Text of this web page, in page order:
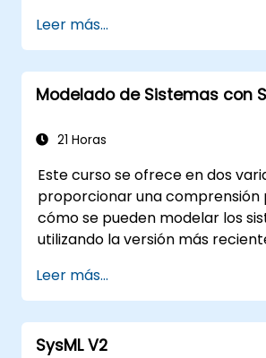
encapsuladas en las funciones
las de las opciones de uso
los usuarios finales hacia el nivel
implementación del software.
Leer más...
Modelado de Sistemas con
21 Horas
Este curso se ofrece en dos
proporcionar una
cómo se pueden modelar los
utilizando la versión más
Sistemas de la OMG (SysML). La
semántica subyacente de
de manera que permitan a los
aplicar lo aprendido a cualquier
Leer más...
SysML V2